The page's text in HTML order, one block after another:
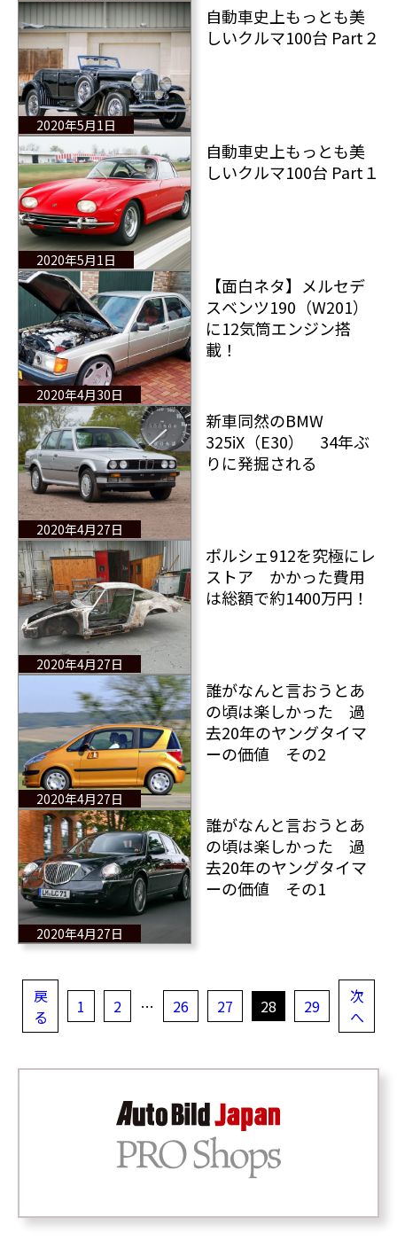
2020年5月1日
自動車史上もっとも美
しいクルマ100台 Part２
2020年5月1日
自動車史上もっとも美
しいクルマ100台 Part１
2020年4月30日
【面白ネタ】メルセデ
スベンツ190（W201）
に12気筒エンジン搭
載！
2020年4月27日
新車同然のBMW
325iX（E30） 34年ぶ
りに発掘される
2020年4月27日
ポルシェ912を究極にレ
ストア かかった費用
は総額で約1400万円！
2020年4月27日
誰がなんと言おうとあ
の頃は楽しかった 過
去20年のヤングタイマ
ーの価値 その2
2020年4月27日
誰がなんと言おうとあ
の頃は楽しかった 過
去20年のヤングタイマ
ーの価値 その1
戻
る
1 2 … 26 27 28 29
次
へ